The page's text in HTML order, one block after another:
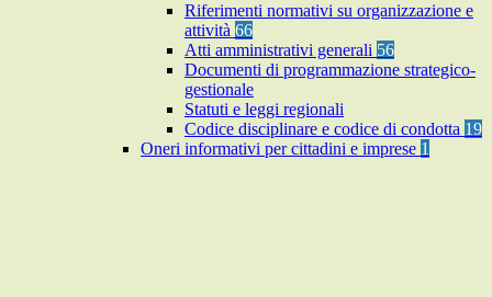
Riferimenti normativi su organizzazione e
attività 66
Atti amministrativi generali 56
Documenti di programmazione strategico-
gestionale
Statuti e leggi regionali
Codice disciplinare e codice di condotta 19
Oneri informativi per cittadini e imprese 1